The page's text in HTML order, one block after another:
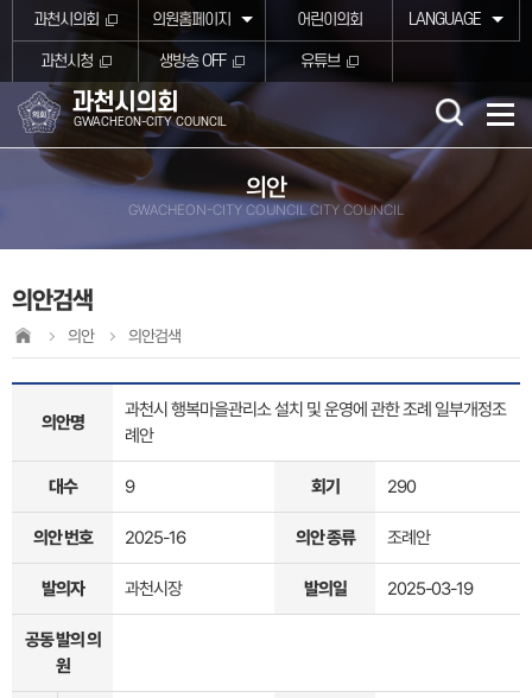
본문바로가기
과천시의회 의원홈페이지 어린이의회 LANGUAGE
과천시청 생방송 OFF 유튜브
과천시의회
GWACHEON-CITY COUNCIL
의안
GWACHEON-CITY COUNCIL CITY COUNCIL
의안검색
의안 의안검색
의안명
과천시 행복마을관리소 설치 및 운영에 관한 조례 일부개정조
례안
대수 9 회기 290
의안 번호 2025-16 의안 종류 조례안
발의자 과천시장 발의일 2025-03-19
공동 발의 의
원